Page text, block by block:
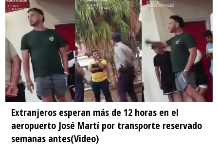
Extranjeros esperan más de 12 horas en el
aeropuerto José Martí por transporte reservado
semanas antes(Video)